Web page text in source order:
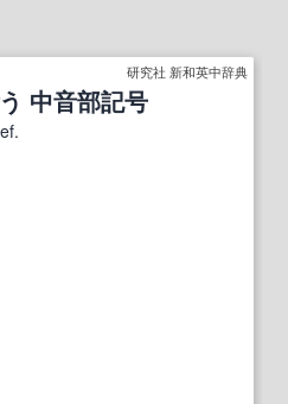
研究社 新和英中辞典
中音部記号